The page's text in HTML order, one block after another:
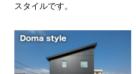
スタイルです。